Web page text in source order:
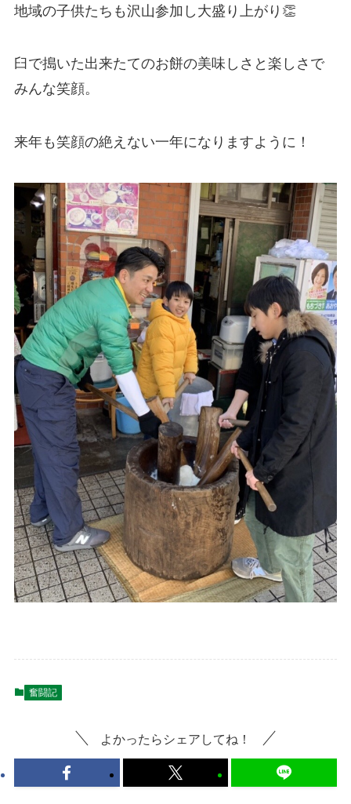
地域の子供たちも沢山参加し大盛り上がり👏
臼で搗いた出来たてのお餅の美味しさと楽しさで
みんな笑顔。
来年も笑顔の絶えない一年になりますように！
奮闘記
よかったらシェアしてね！